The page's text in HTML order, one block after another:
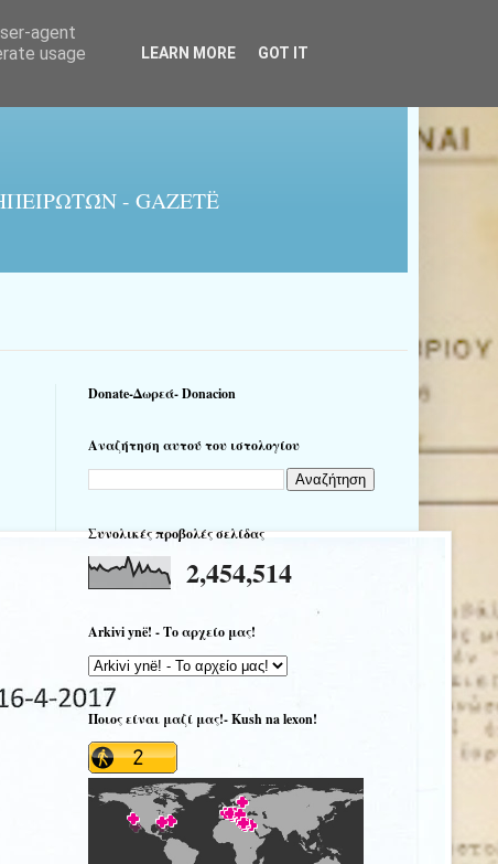
- GAZETË
Donate-Δωρεά- Donacion
Αναζήτηση αυτού του ιστολογίου
Συνολικές προβολές σελίδας
2,454,514
Arkivi ynë! - Το αρχείο μας!
Ποιος είναι μαζί μας!- Kush na lexon!
agent
usage
LEARN MORE GOT IT